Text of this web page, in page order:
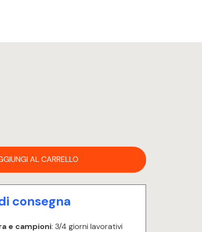
AL CARRELLO
consegna
e campioni: 3/4 giorni lavorativi